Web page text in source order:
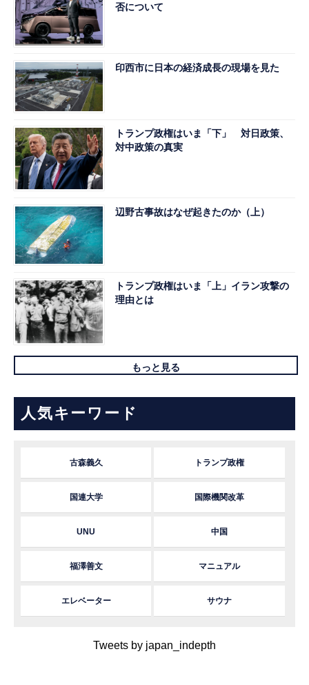
否について
印西市に日本の経済成長の現場を見た
トランプ政権はいま「下」 対日政策、
対中政策の真実
辺野古事故はなぜ起きたのか（上）
トランプ政権はいま「上」イラン攻撃の
理由とは
もっと見る
人気キーワード
古森義久 トランプ政権
国連大学 国際機関改革
UNU 中国
福澤善文 マニュアル
エレベーター サウナ
Tweets by japan_indepth